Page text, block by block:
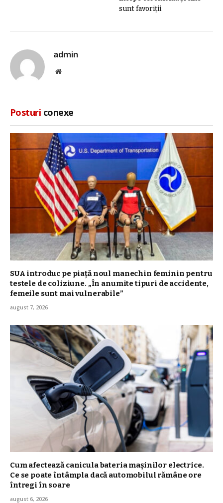
sunt favoriții
admin
Site
Posturi conexe
SUA introduc pe piață noul manechin feminin pentru
testele de coliziune. „În anumite tipuri de accidente,
femeile sunt mai vulnerabile”
august 7, 2026
Cum afectează canicula bateria mașinilor electrice.
Ce se poate întâmpla dacă automobilul rămâne ore
întregi în soare
august 6, 2026